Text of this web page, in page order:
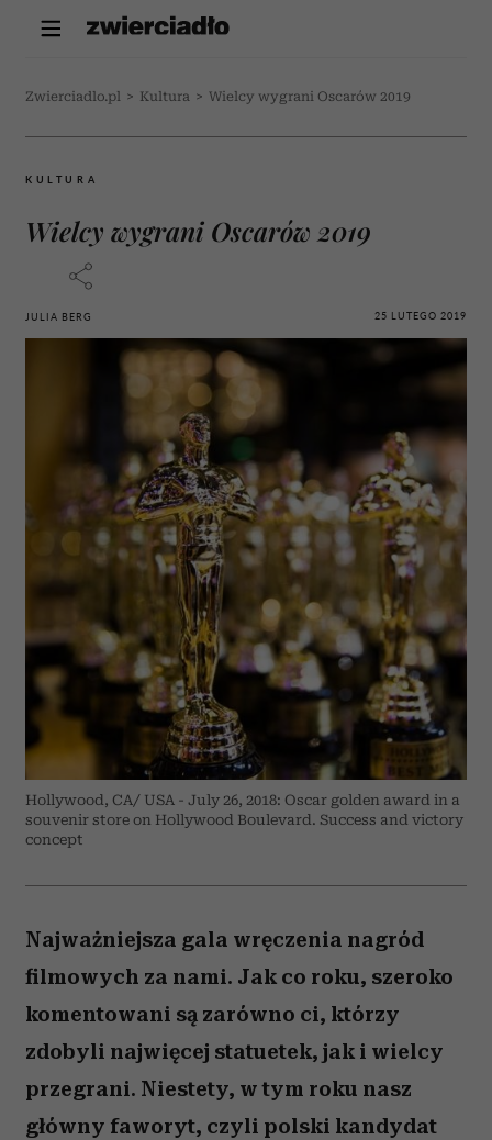
Zwierciadlo.pl > Kultura > Wielcy wygrani Oscarów 2019
KULTURA
Wielcy wygrani Oscarów 2019
JULIA BERG 25 LUTEGO 2019
Hollywood, CA/ USA - July 26, 2018: Oscar golden award in a
souvenir store on Hollywood Boulevard. Success and victory
concept
Najważniejsza gala wręczenia nagród
filmowych za nami. Jak co roku, szeroko
komentowani są zarówno ci, którzy
zdobyli najwięcej statuetek, jak i wielcy
przegrani. Niestety, w tym roku nasz
główny faworyt, czyli polski kandydat